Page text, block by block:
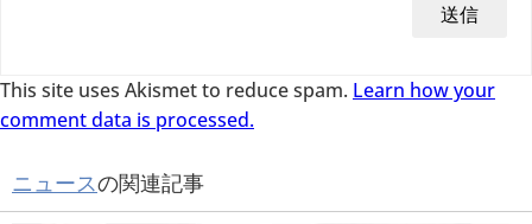
This site uses Akismet to reduce spam. Learn how your
comment data is processed.
ニュースの関連記事